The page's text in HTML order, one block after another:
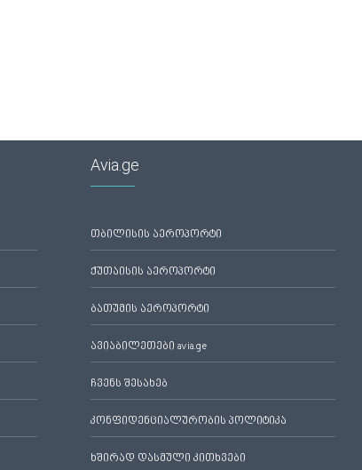
Avia.ge
თბილისის აეროპორტი
ქუთაისის აეროპორტი
ბათუმის აეროპორტი
ავიაბილეთები avia.ge
ჩვენს შესახებ
კონფიდენციალურობის პოლიტიკა
ხშირად დასმული კითხვები